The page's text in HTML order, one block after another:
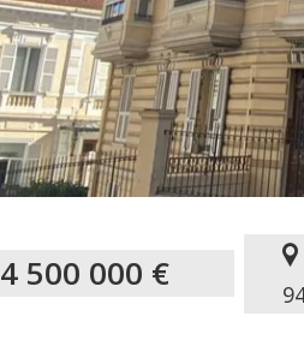
4 500 000 €